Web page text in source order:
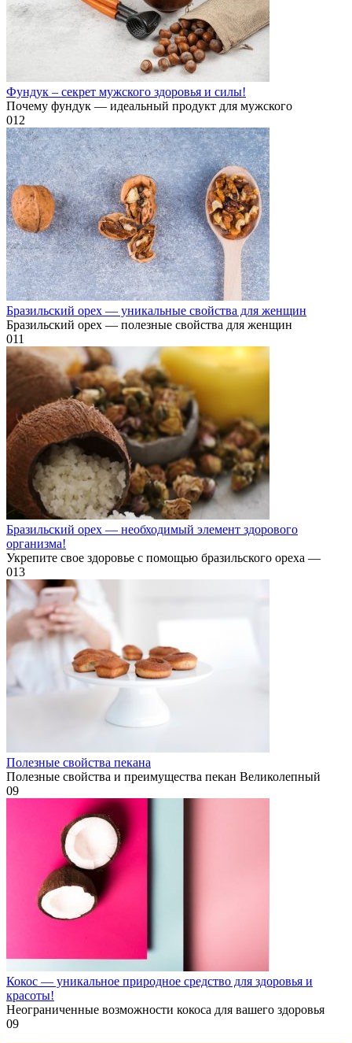
Фундук – секрет мужского здоровья и силы!
Почему фундук — идеальный продукт для мужского
012
Бразильский орех — уникальные свойства для женщин
Бразильский орех — полезные свойства для женщин
011
Бразильский орех — необходимый элемент здорового
организма!
Укрепите свое здоровье с помощью бразильского ореха —
013
Полезные свойства пекана
Полезные свойства и преимущества пекан Великолепный
09
Кокос — уникальное природное средство для здоровья и
красоты!
Неограниченные возможности кокоса для вашего здоровья
09